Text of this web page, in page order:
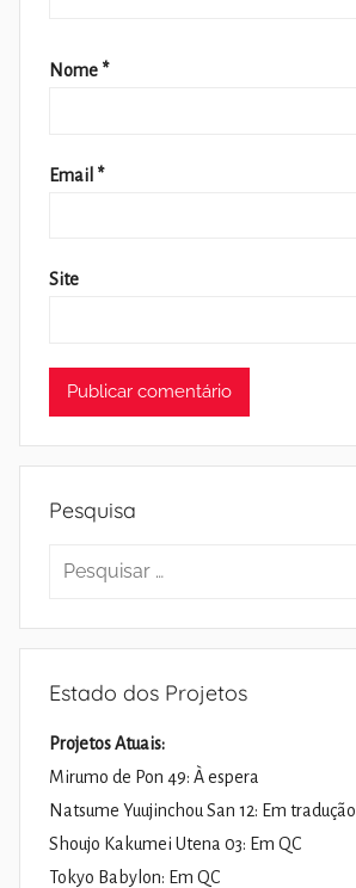
Nome *
Email *
Site
Pesquisa
Pesquisar
Estado dos Projetos
Projetos Atuais:
Mirumo de Pon 49: À espera
Natsume Yuujinchou San 12: Em tradução
Shoujo Kakumei Utena 03: Em QC
Tokyo Babylon: Em QC